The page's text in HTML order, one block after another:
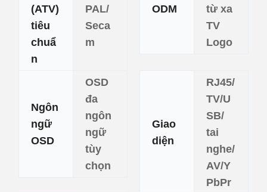
(ATV)
tiêu
chuẩ
n
PAL/
Seca
m
ODM
từ xa
TV
Logo
Ngôn
ngữ
OSD
OSD
đa
ngôn
ngữ
tùy
chọn
Giao
diện
RJ45/
TV/U
SB/
tai
nghe/
AV/Y
PbPr